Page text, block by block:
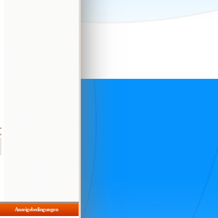
Anzeigebedingungen